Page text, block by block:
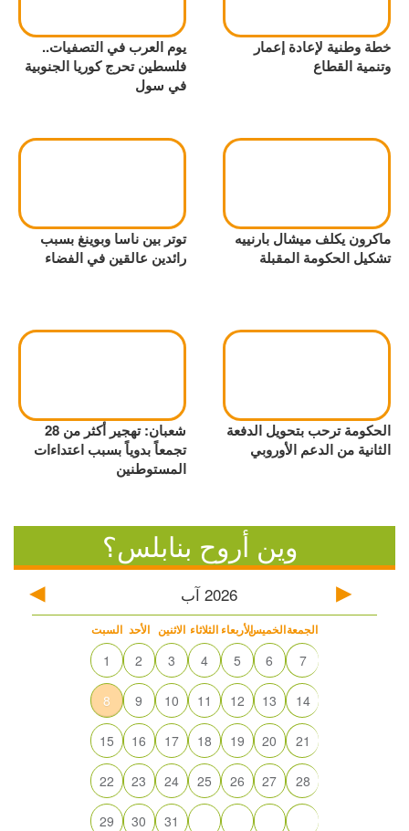
خطة وطنية لإعادة إعمار
وتنمية القطاع
يوم العرب في التصفيات..
فلسطين تحرج كوريا الجنوبية
في سول
ماكرون يكلف ميشال بارنييه
تشكيل الحكومة المقبلة
توتر بين ناسا وبوينغ بسبب
رائدين عالقين في الفضاء
الحكومة ترحب بتحويل الدفعة
الثانية من الدعم الأوروبي
شعبان: تهجير أكثر من 28
تجمعاً بدوياً بسبب اعتداءات
المستوطنين
وين أروح بنابلس؟
2026 آب
السبت الأحد الاثنين الثلاثاء الأربعاءالخميسالجمعة
1 2 3 4 5 6 7
8 9 10 11 12 13 14
15 16 17 18 19 20 21
22 23 24 25 26 27 28
29 30 31